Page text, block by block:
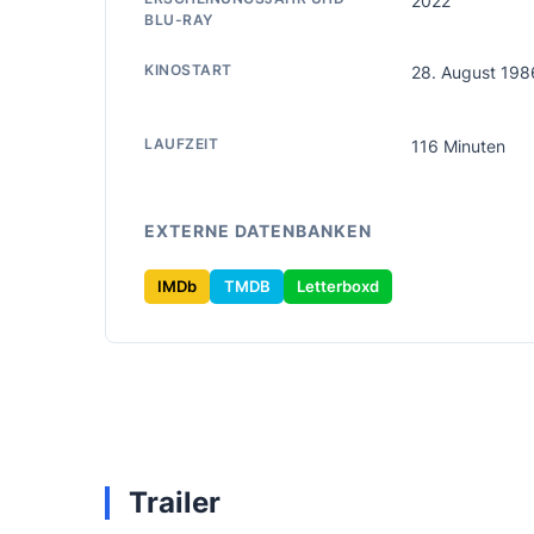
BLU-RAY
KINOSTART 28. August
LAUFZEIT 116 Minuten
EXTERNE DATENBANKEN
IMDb TMDB Letterboxd
Trailer